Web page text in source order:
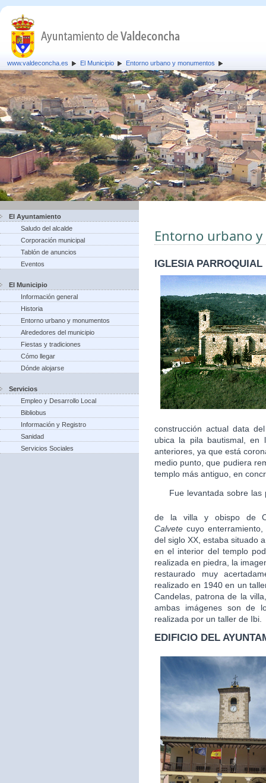
www.valdeconcha.es El Municipio Entorno urbano y monumentos
El Ayuntamiento
Saludo del alcalde
Corporación municipal
Tablón de anuncios
Eventos
El Municipio
Información general
Historia
Entorno urbano y monumentos
Alrededores del municipio
Fiestas y tradiciones
Cómo llegar
Dónde alojarse
Servicios
Empleo y Desarrollo Local
Bibliobus
Información y Registro
Sanidad
Servicios Sociales
Entorno urbano
IGLESIA PARROQUIAL
construcción actual data
ubica la pila bautismal,
anteriores, ya que está
medio punto, que pudiera
templo más antiguo, en
Fue levantada sobre las
de la villa y obispo de
Calvete cuyo
del siglo XX, estaba situado
en el interior del templo
realizada en piedra, la
restaurado muy
realizado en 1940 en un
Candelas, patrona de la
ambas imágenes son de
realizada por un taller de Ibi.
EDIFICIO DEL